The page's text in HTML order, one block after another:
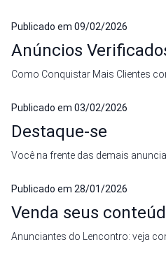
Publicado em 09/02/2026
Anúncios
Como Conquistar Mais Clientes
Publicado em 03/02/2026
Destaque-se
Você na frente das demais
Publicado em 28/01/2026
Venda seus
Anunciantes do Lencontro: veja